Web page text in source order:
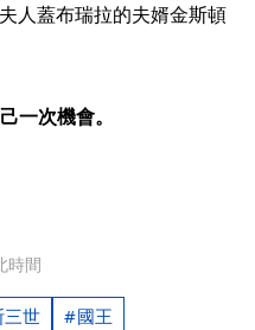
人蓋布瑞拉的夫婿金斯頓
一次機會。
時間
三世 國王